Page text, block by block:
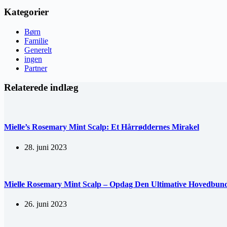
Kategorier
Børn
Familie
Generelt
ingen
Partner
Relaterede indlæg
Mielle’s Rosemary Mint Scalp: Et Hårrøddernes Mirakel
28. juni 2023
Mielle Rosemary Mint Scalp – Opdag Den Ultimative
26. juni 2023